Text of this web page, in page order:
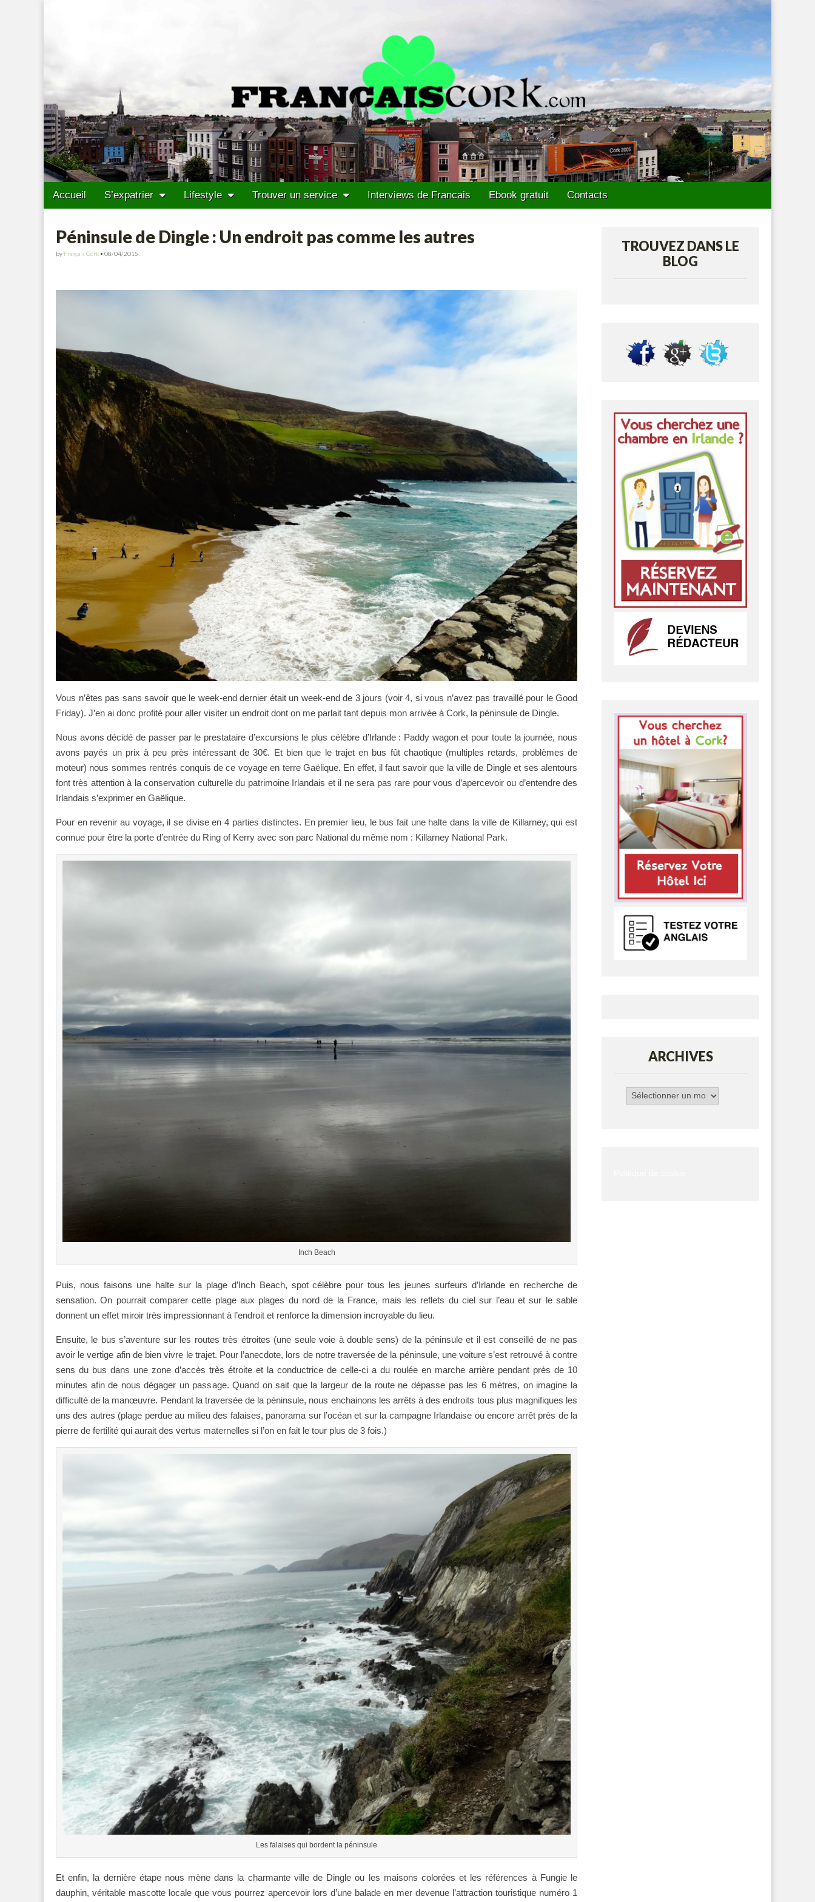
Main menu
Skip to content
Accueil S’expatrier Lifestyle Trouver un service Interviews de Francais Ebook gratuit Contacts
Péninsule de Dingle : Un endroit pas comme les autres
by Français Cork • 08/04/2015
Vous n’êtes pas sans savoir que le week-end dernier était un week-end de 3 jours (voir 4, si vous n’avez pas travaillé pour le Good
Friday). J’en ai donc profité pour aller visiter un endroit dont on me parlait tant depuis mon arrivée à Cork, la péninsule de Dingle.
Nous avons décidé de passer par le prestataire d’excursions le plus célèbre d’Irlande : Paddy wagon et pour toute la journée, nous
avons payés un prix à peu près intéressant de 30€. Et bien que le trajet en bus fût chaotique (multiples retards, problèmes de
moteur) nous sommes rentrés conquis de ce voyage en terre Gaëlique. En effet, il faut savoir que la ville de Dingle et ses alentours
font très attention à la conservation culturelle du patrimoine Irlandais et il ne sera pas rare pour vous d’apercevoir ou d’entendre des
Irlandais s’exprimer en Gaëlique.
Pour en revenir au voyage, il se divise en 4 parties distinctes. En premier lieu, le bus fait une halte dans la ville de Killarney, qui est
connue pour être la porte d’entrée du Ring of Kerry avec son parc National du même nom : Killarney National Park.
Inch Beach
Puis, nous faisons une halte sur la plage d’Inch Beach, spot célèbre pour tous les jeunes surfeurs d’Irlande en recherche de
sensation. On pourrait comparer cette plage aux plages du nord de la France, mais les reflets du ciel sur l’eau et sur le sable
donnent un effet miroir très impressionnant à l’endroit et renforce la dimension incroyable du lieu.
Ensuite, le bus s’aventure sur les routes très étroites (une seule voie à double sens) de la péninsule et il est conseillé de ne pas
avoir le vertige afin de bien vivre le trajet. Pour l’anecdote, lors de notre traversée de la péninsule, une voiture s’est retrouvé à contre
sens du bus dans une zone d’accès très étroite et la conductrice de celle-ci a du roulée en marche arrière pendant près de 10
minutes afin de nous dégager un passage. Quand on sait que la largeur de la route ne dépasse pas les 6 mètres, on imagine la
difficulté de la manœuvre. Pendant la traversée de la péninsule, nous enchainons les arrêts à des endroits tous plus magnifiques les
uns des autres (plage perdue au milieu des falaises, panorama sur l’océan et sur la campagne Irlandaise ou encore arrêt près de la
pierre de fertilité qui aurait des vertus maternelles si l’on en fait le tour plus de 3 fois.)
Les falaises qui bordent la péninsule
Et enfin, la dernière étape nous mène dans la charmante ville de Dingle ou les maisons colorées et les références à Fungie le
dauphin, véritable mascotte locale que vous pourrez apercevoir lors d’une balade en mer devenue l’attraction touristique numéro 1
TROUVEZ DANS LE
BLOG
ARCHIVES
Archives